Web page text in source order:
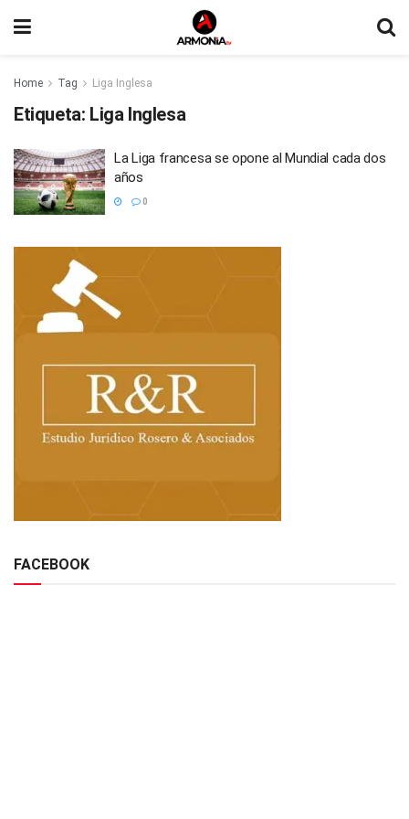
Home Tag Liga Inglesa
Etiqueta: Liga Inglesa
La Liga francesa se opone al Mundial cada dos
años
0
FACEBOOK